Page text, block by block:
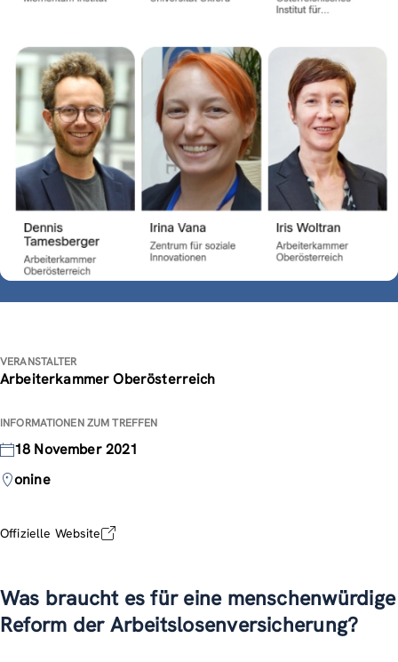
VERANSTALTER
Arbeiterkammer Oberösterreich
INFORMATIONEN ZUM TREFFEN
18 November 2021
onine
Offizielle Website
Was braucht es für eine menschen­würdige
Reform der Arbeits­losen­ver­sicherung?